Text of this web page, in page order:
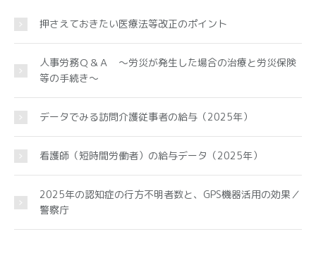
押さえておきたい医療法等改正のポイント
人事労務Ｑ＆Ａ ～労災が発生した場合の治療と労災保険
等の手続き～
データでみる訪問介護従事者の給与（2025年）
看護師（短時間労働者）の給与データ（2025年）
2025年の認知症の行方不明者数と、GPS機器活用の効果／
警察庁